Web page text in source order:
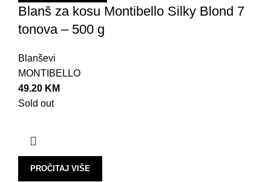
Blanš za kosu Montibello Silky Blond 7
tonova – 500 g
Blanševi
MONTIBELLO
49.20 KM
Sold out
PROČITAJ VIŠE